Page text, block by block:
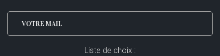
Liste de choix :